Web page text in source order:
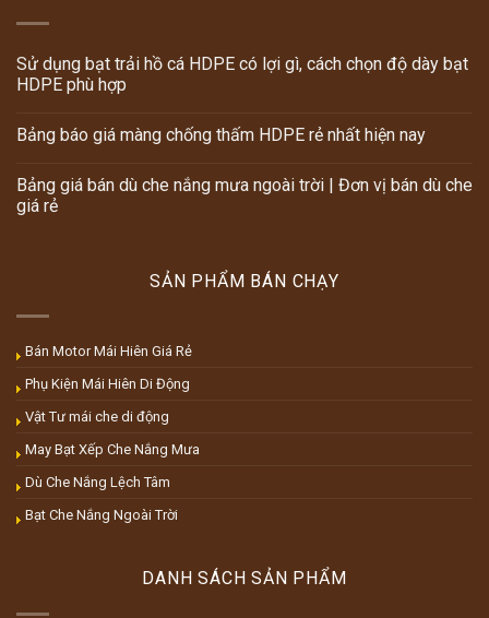
Sử dụng bạt trải hồ cá HDPE có lợi gì, cách chọn độ dày bạt
HDPE phù hợp
Bảng báo giá màng chống thấm HDPE rẻ nhất hiện nay
Bảng giá bán dù che nắng mưa ngoài trời | Đơn vị bán dù che
giá rẻ
SẢN PHẨM BÁN CHẠY
Bán Motor Mái Hiên Giá Rẻ
Phụ Kiện Mái Hiên Di Động
Vật Tư mái che di động
May Bạt Xếp Che Nắng Mưa
Dù Che Nắng Lệch Tâm
Bạt Che Nắng Ngoài Trời
DANH SÁCH SẢN PHẨM